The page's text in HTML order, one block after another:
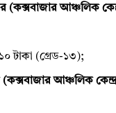
(কক্সবাজার আঞ্চলিক
টাকা (গ্রেড-১৩);
আঞ্চলিক